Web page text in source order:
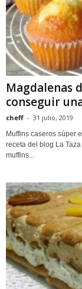
Magdalenas
conseguir
cheff - 31 julio, 2019
Muffins caseros súper
receta del blog La
muffins...